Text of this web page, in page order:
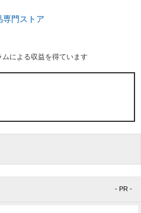
専門ストア
による収益を得ています
- PR -